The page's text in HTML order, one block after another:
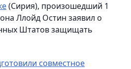
(Сирия), произошедший 1
Ллойд Остин заявил о
Штатов защищать
совместное